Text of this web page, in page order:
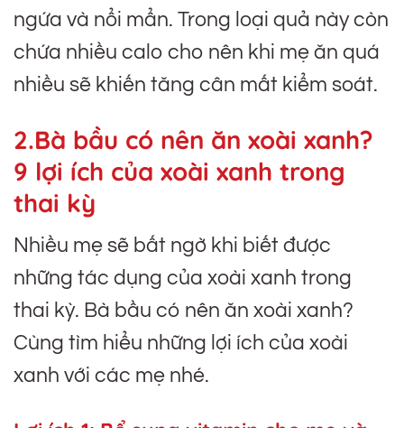
ngứa và nổi mẩn. Trong loại quả này còn
chứa nhiều calo cho nên khi mẹ ăn quá
nhiều sẽ khiến tăng cân mất kiểm soát.
2.Bà bầu có nên ăn xoài xanh?
9 lợi ích của xoài xanh trong
thai kỳ
Nhiều mẹ sẽ bất ngờ khi biết được
những tác dụng của xoài xanh trong
thai kỳ. Bà bầu có nên ăn xoài xanh?
Cùng tìm hiểu những lợi ích của xoài
xanh với các mẹ nhé.